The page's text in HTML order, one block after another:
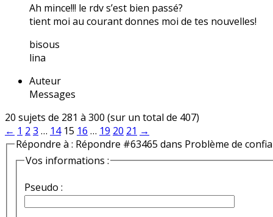
Ah mince!!! le rdv s’est bien passé?
tient moi au courant donnes moi de tes nouvelles!
bisous
lina
Auteur
Messages
20 sujets de 281 à 300 (sur un total de 407)
← 1 2 3 … 14 15 16 … 19 20 21 →
Répondre à : Répondre #63465 dans Problème de
Vos informations :
Pseudo :